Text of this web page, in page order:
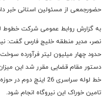
حضورجمعی از مسئولین استانی خبر
به گزارش روابط عمومی شرکت خطوط
نصر، مدیر منطقه خلیج فارس گفت:
حدود چهار میلیون لیتر فرآورده
دستور مقام قضایی مقرر شد این
خط لوله سراسری 26
تامین خوراک این نیروگاه انجام شود.